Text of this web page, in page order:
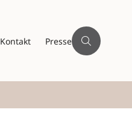
Kontakt Presse